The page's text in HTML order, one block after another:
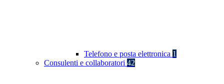
Telefono e posta elettronica 1
Consulenti e collaboratori 42